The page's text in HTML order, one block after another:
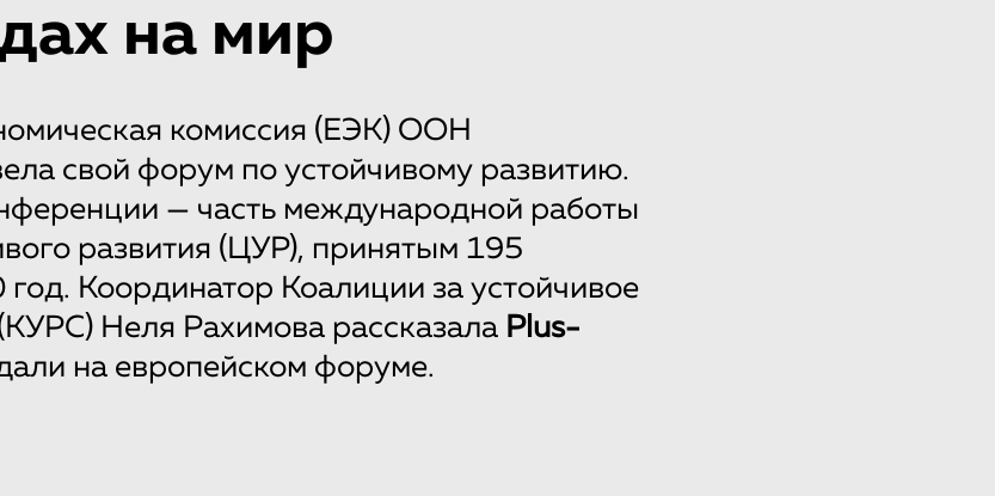
на мир
комиссия (ЕЭК) ООН
свой форум по устойчивому развитию.
— часть международной работы
развития (ЦУР), принятым 195
Координатор Коалиции за устойчивое
Неля Рахимова рассказала Plus-
на европейском форуме.